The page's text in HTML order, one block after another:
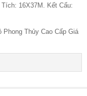
16X37M. Kết Cấu: